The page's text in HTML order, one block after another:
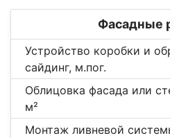
Фасадные
Устройство коробки и
сайдинг, м.пог.
Облицовка фасада или
м²
Монтаж ливневой